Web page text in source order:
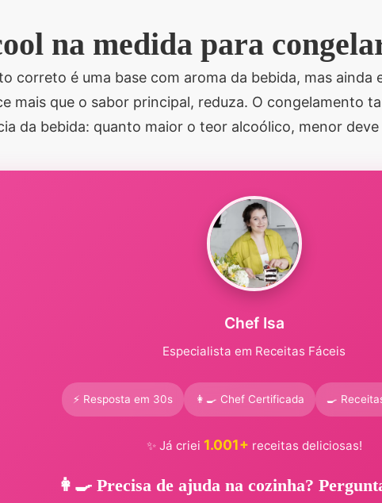
na medida para
correto é uma base com aroma da bebida, mas ainda
mais que o sabor principal, reduza. O congelamento
da bebida: quanto maior o teor alcoólico, menor
Chef Isa
Especialista em Receitas Fáceis
⚡ Resposta em 30s 👩‍🍳 Chef Certificada 🍳
✨ Já criei 1.001+ receitas deliciosas!
👩‍🍳 Precisa de ajuda na cozinha?